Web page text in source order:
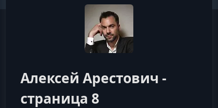
Алексей Арестович -
страница 8